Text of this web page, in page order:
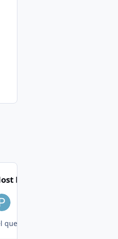
Popular Posts
que l'affaire est exposée, si